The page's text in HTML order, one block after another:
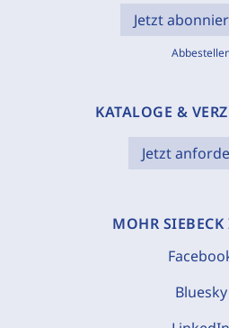
Jetzt
KATALOGE &
Jetzt
MOHR
Bluesky